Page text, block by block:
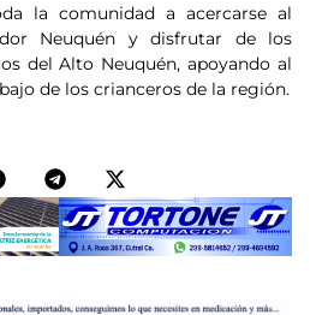
la comunidad a acercarse al
Neuquén y disfrutar de los
del Alto Neuquén, apoyando al
de los crianceros de la región.